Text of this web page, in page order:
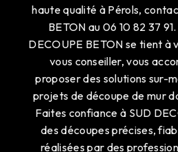
haute qualité à Pérols,
BETON au 06 10 82 37
DECOUPE BETON se tient à
vous conseiller, vous
proposer des solutions sur-
projets de découpe de mur
Faites confiance à SUD
des découpes précises,
réalisées par des